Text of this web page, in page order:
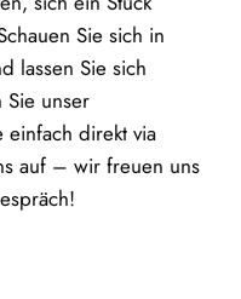
Sie sich in
lassen Sie sich
unser
direkt via
auf – wir freuen uns